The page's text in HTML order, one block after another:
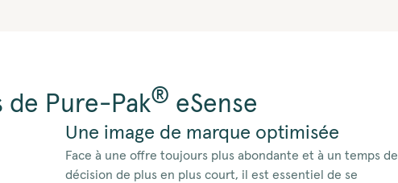
de Pure-Pak® eSense
Une image de marque optimisée
Face à une offre toujours plus abondante et à un temps de
décision de plus en plus court, il est essentiel de se